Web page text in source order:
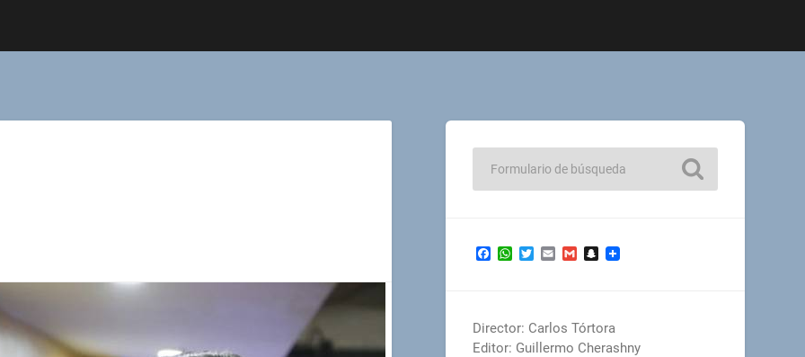
Facebook
WhatsApp
TwitterEmailGmailSnapchat
Director: Carlos Tórtora
Editor: Guillermo Cherashny